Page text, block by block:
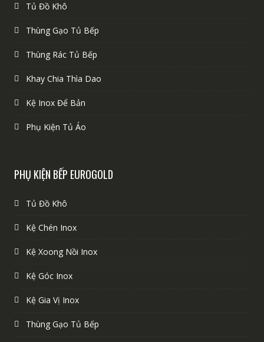
Tủ Đồ Khô
Thùng Gạo Tủ Bếp
Thùng Rác Tủ Bếp
Khay Chia Thìa Dao
Kệ Inox Để Bản
Phụ Kiện Tủ Áo
PHỤ KIỆN BẾP EUROGOLD
Tủ Đồ Khô
Kệ Chén Inox
Kệ Xoong Nồi Inox
Kệ Góc Inox
Kệ Gia Vị Inox
Thùng Gạo Tủ Bếp